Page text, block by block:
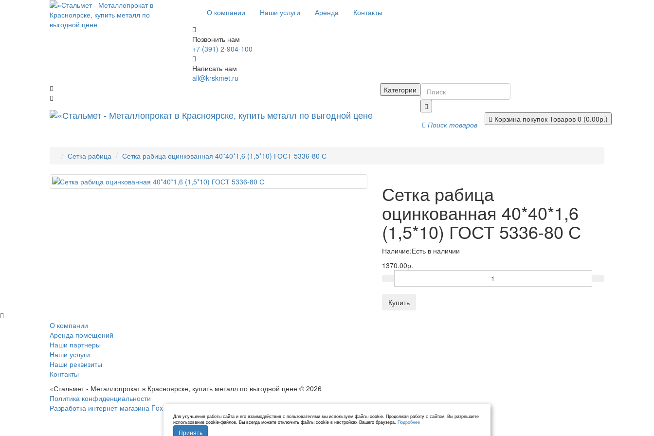
О компании Наши услуги Аренда Контакты
Позвонить нам
+7 (391) 2-904-100
Написать нам
all@krskmet.ru
Категории
Поиск товаров
Корзина покупок Товаров 0 (0.00р.)
Сетка рабица Сетка рабица оцинкованная 40*40*1,6 (1,5*10) ГОСТ 5336-80 С
Сетка рабица
оцинкованная 40*40*1,6
(1,5*10) ГОСТ 5336-80 С
Наличие:Есть в наличии
1370.00р.
Купить
О компании
Аренда помещений
Наши партнеры
Наши услуги
Наши реквизиты
Контакты
«Стальмет - Металлопрокат в Красноярске, купить металл по выгодной цене © 2026
Политика конфиденциальности
Разработка интернет-магазина FoxUnion
Для улучшения работы сайта и его взаимодействия с пользователями мы используем файлы cookie. Продолжая работу с сайтом, Вы разрешаете
использование cookie-файлов. Вы всегда можете отключить файлы cookie в настройках Вашего браузера. Подробнее
Принять